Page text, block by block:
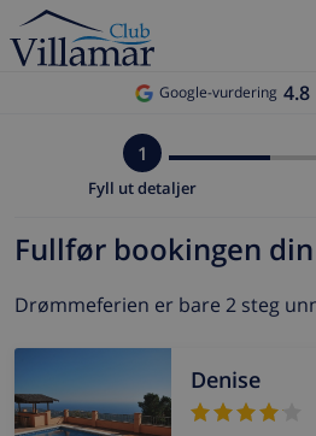
Google-vurdering 4.8
1
Fyll ut detaljer
Fullfør bookingen din
Drømmeferien er bare 2 steg
Denise